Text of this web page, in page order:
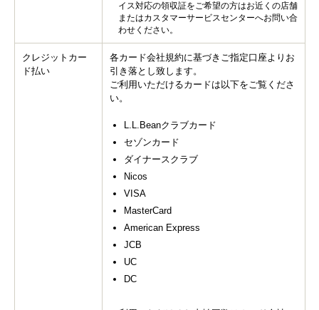
イス対応の領収証をご希望の方はお近くの店舗
またはカスタマーサービスセンターへお問い合
わせください。
クレジットカー
ド払い
各カード会社規約に基づきご指定口座よりお
引き落とし致します。
ご利用いただけるカードは以下をご覧くださ
い。
L.L.Beanクラブカード
セゾンカード
ダイナースクラブ
Nicos
VISA
MasterCard
American Express
JCB
UC
DC